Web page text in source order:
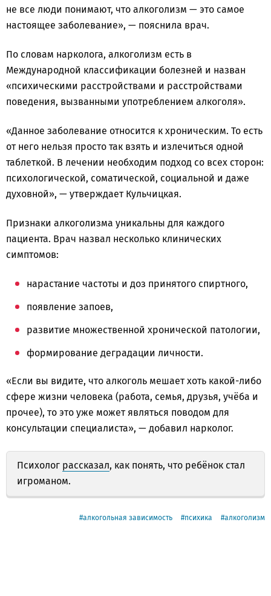
не все люди понимают, что алкоголизм — это самое
настоящее заболевание», — пояснила врач.
По словам нарколога, алкоголизм есть в
Международной классификации болезней и назван
«психическими расстройствами и расстройствами
поведения, вызванными употреблением алкоголя».
«Данное заболевание относится к хроническим. То есть
от него нельзя просто так взять и излечиться одной
таблеткой. В лечении необходим подход со всех сторон:
психологической, соматической, социальной и даже
духовной», — утверждает Кульчицкая.
Признаки алкоголизма уникальны для каждого
пациента. Врач назвал несколько клинических
симптомов:
нарастание частоты и доз принятого спиртного,
появление запоев,
развитие множественной хронической патологии,
формирование деградации личности.
«Если вы видите, что алкоголь мешает хоть какой-либо
сфере жизни человека (работа, семья, друзья, учёба и
прочее), то это уже может являться поводом для
консультации специалиста», — добавил нарколог.
Психолог рассказал, как понять, что ребёнок стал
игроманом.
алкогольная зависимость психика алкоголизм